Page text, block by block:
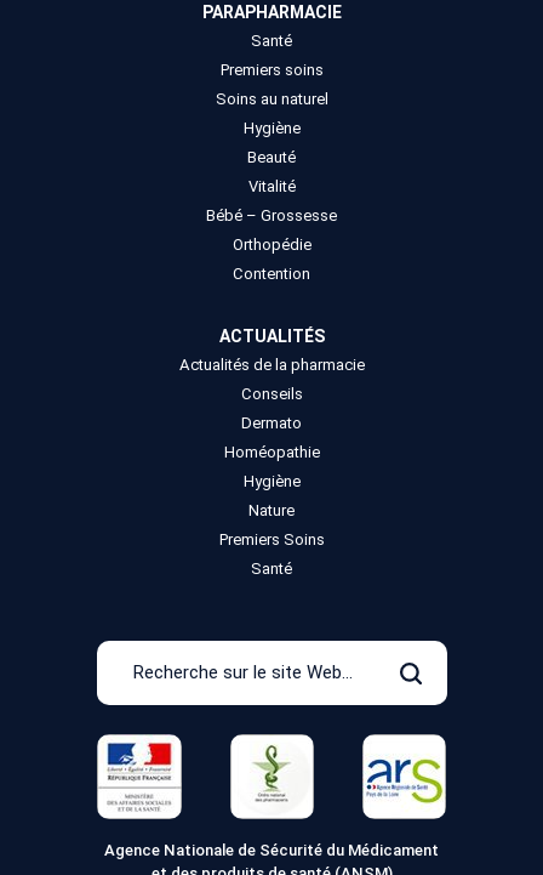
PARAPHARMACIE
Santé
Premiers soins
Soins au naturel
Hygiène
Beauté
Vitalité
Bébé – Grossesse
Orthopédie
Contention
ACTUALITÉS
Actualités de la pharmacie
Conseils
Dermato
Homéopathie
Hygiène
Nature
Premiers Soins
Santé
Recherche
le
site
Web
Rechercher
Agence Nationale de Sécurité du Médicament